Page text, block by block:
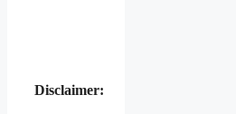
Disclaimer: